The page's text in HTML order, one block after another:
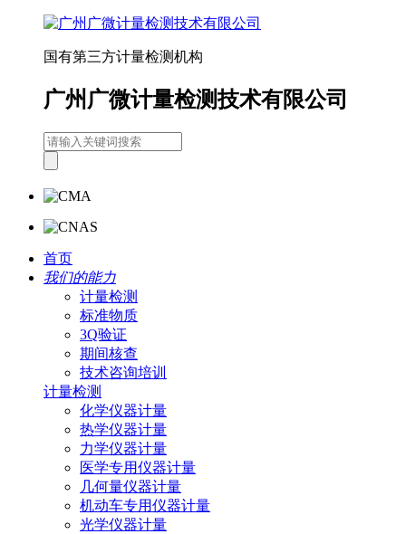
国有第三方计量检测机构
广州广微计量检测技术有限公司
首页
我们的能力
计量检测
标准物质
3Q验证
期间核查
技术咨询培训
计量检测
化学仪器计量
热学仪器计量
力学仪器计量
医学专用仪器计量
几何量仪器计量
机动车专用仪器计量
光学仪器计量